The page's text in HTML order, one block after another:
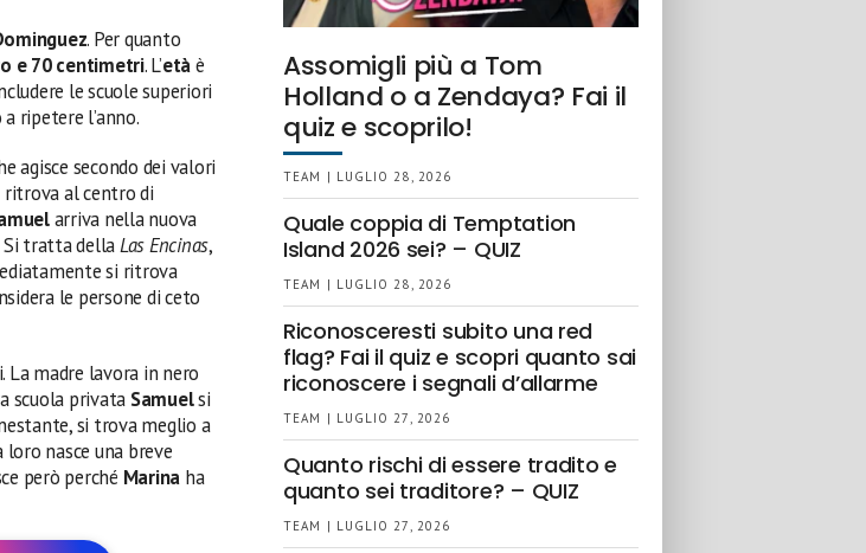
. Per quanto
e 70 centimetri. L’etàè
le scuole superiori
ripetere l’anno.
agisce secondo dei valori
ritrova al centro di
arriva nella nuova
Si tratta dellaLas Encinas,
si ritrova
le persone di ceto
La madre lavora in nero
scuola privata Samuelsi
si trova meglio a
loro nasce una breve
però perché Marina ha
Assomigli più a Tom
Holland o a Zendaya? Fai il
quiz e scoprilo!
TEAM | LUGLIO 28, 2026
Quale coppia di Temptation
Island 2026 sei? – QUIZ
TEAM | LUGLIO 28, 2026
Riconosceresti subito una red
flag? Fai il quiz e scopri quanto sai
riconoscere i segnali d’allarme
TEAM | LUGLIO 27, 2026
Quanto rischi di essere tradito e
quanto sei traditore? – QUIZ
TEAM | LUGLIO 27, 2026